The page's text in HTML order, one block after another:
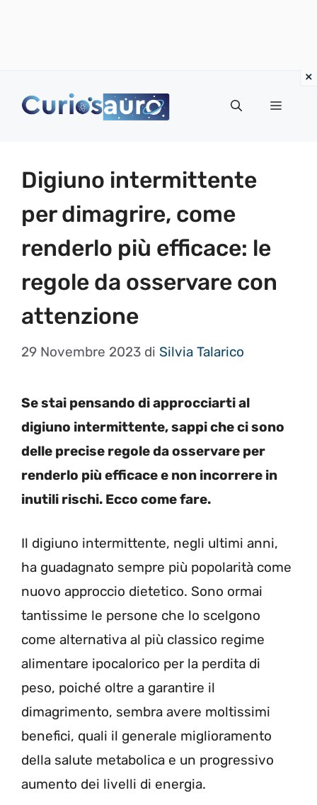
Menu
Digiuno intermittente
per dimagrire, come
renderlo più efficace: le
regole da osservare con
attenzione
29 Novembre 2023 di Silvia Talarico
Se stai pensando di approcciarti al
digiuno intermittente, sappi che ci sono
delle precise regole da osservare per
renderlo più efficace e non incorrere in
inutili rischi. Ecco come fare.
Il digiuno intermittente, negli ultimi anni,
ha guadagnato sempre più popolarità come
nuovo approccio dietetico. Sono ormai
tantissime le persone che lo scelgono
come alternativa al più classico regime
alimentare ipocalorico per la perdita di
peso, poiché oltre a garantire il
dimagrimento, sembra avere moltissimi
benefici, quali il generale miglioramento
della salute metabolica e un progressivo
aumento dei livelli di energia.